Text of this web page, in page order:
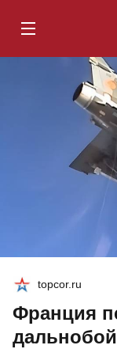
topcor.ru
Франция